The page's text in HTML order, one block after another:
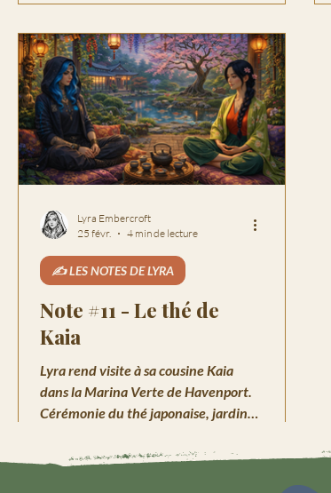
Note #11 - Le thé de
Kaia
Lyra rend visite à sa cousine Kaia
dans la Marina Verte de Havenport.
Cérémonie du thé japonaise, jardin
programme.
✍️ LES NOTES DE LYRA
Lyra Embercroft
25 févr.
4 min de lecture